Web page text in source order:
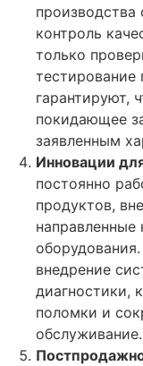
контроль
только
тестирование
гарантируют,
покидающее
заявленным
Инновации
постоянно
продуктов,
направленные
внедрение
диагностики,
поломки и
обслуживание.